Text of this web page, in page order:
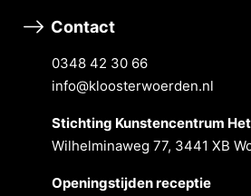
Contact
0348 42 30 66
info@kloosterwoerden.nl
Stichting Kunstencentrum
Wilhelminaweg 77, 3441 XB
Openingstĳden receptie